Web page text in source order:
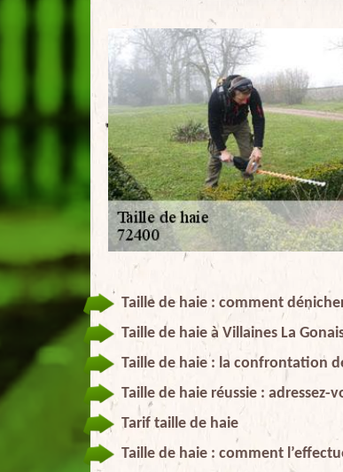
Taille de haie : comment
Taille de haie à Villaines La
Taille de haie : la confrontation
Taille de haie réussie : adressez-
Tarif taille de haie
Taille de haie : comment